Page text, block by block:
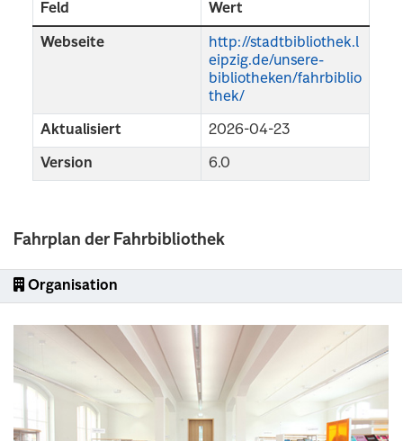
Fahrplan der Fahrbibliothek
Organisation
Feld Wert
Webseite
http://stadtbibliothek.l
eipzig.de/unsere-
bibliotheken/fahrbiblio
thek/
Aktualisiert 2026-04-23
Version 6.0